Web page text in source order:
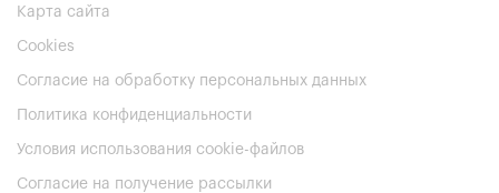
Карта сайта
Cookies
Согласие на обработку персональных данных
Политика конфиденциальности
Условия использования cookie-файлов
Согласие на получение рассылки